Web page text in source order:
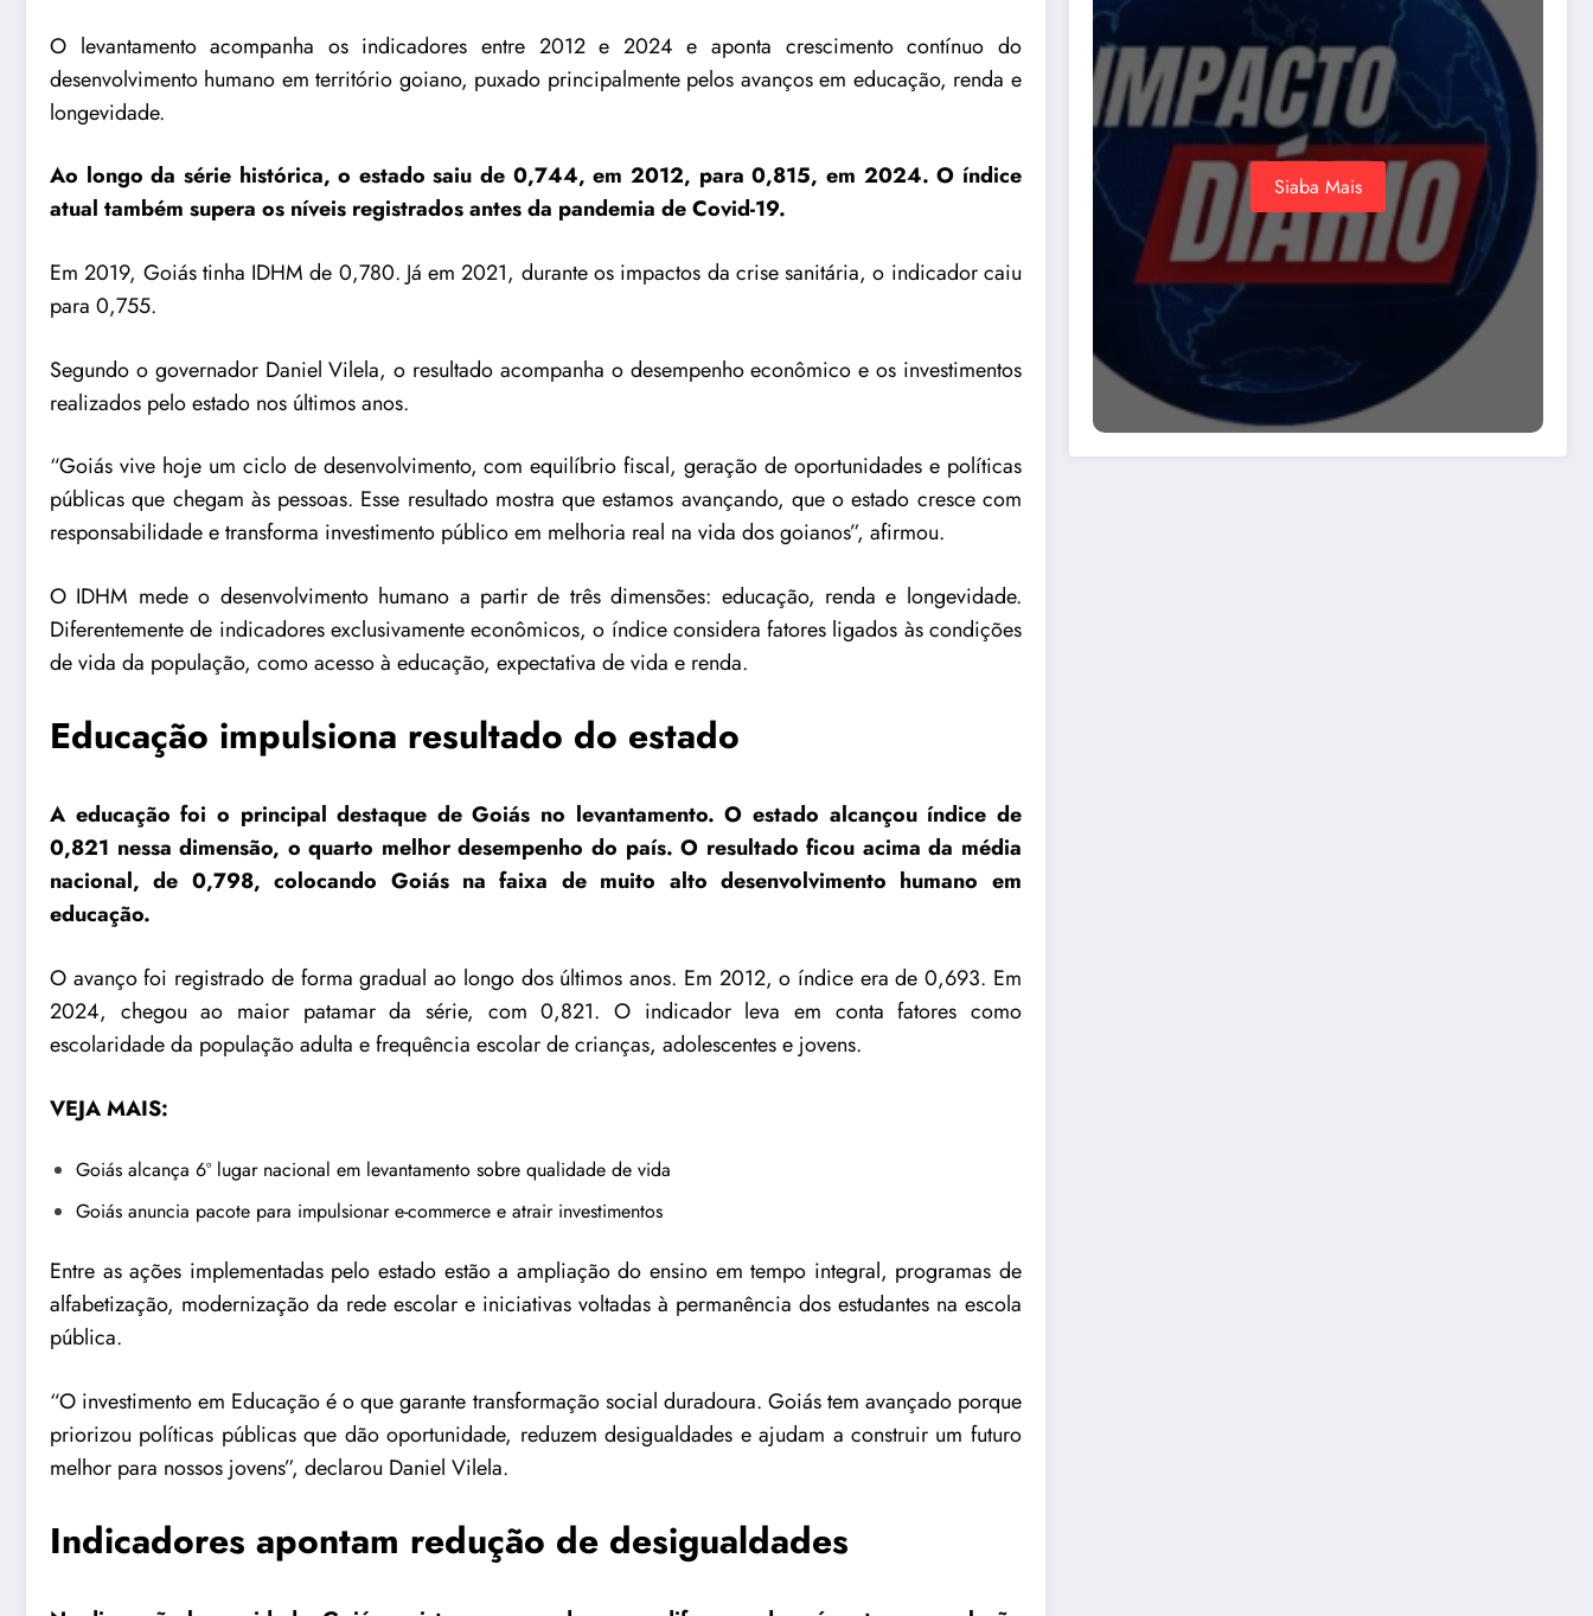
O levantamento acompanha os indicadores entre 2012 e 2024 e aponta crescimento contínuo do
desenvolvimento humano em território goiano, puxado principalmente pelos avanços em educação, renda e
longevidade.
Ao longo da série histórica, o estado saiu de 0,744, em 2012, para 0,815, em 2024. O índice
atual também supera os níveis registrados antes da pandemia de Covid-19.
Em 2019, Goiás tinha IDHM de 0,780. Já em 2021, durante os impactos da crise sanitária, o indicador caiu
para 0,755.
Segundo o governador Daniel Vilela, o resultado acompanha o desempenho econômico e os investimentos
realizados pelo estado nos últimos anos.
“Goiás vive hoje um ciclo de desenvolvimento, com equilíbrio fiscal, geração de oportunidades e políticas
públicas que chegam às pessoas. Esse resultado mostra que estamos avançando, que o estado cresce com
responsabilidade e transforma investimento público em melhoria real na vida dos goianos”, afirmou.
O IDHM mede o desenvolvimento humano a partir de três dimensões: educação, renda e longevidade.
Diferentemente de indicadores exclusivamente econômicos, o índice considera fatores ligados às condições
de vida da população, como acesso à educação, expectativa de vida e renda.
Educação impulsiona resultado do estado
A educação foi o principal destaque de Goiás no levantamento. O estado alcançou índice de
0,821 nessa dimensão, o quarto melhor desempenho do país. O resultado ficou acima da média
nacional, de 0,798, colocando Goiás na faixa de muito alto desenvolvimento humano em
educação.
O avanço foi registrado de forma gradual ao longo dos últimos anos. Em 2012, o índice era de 0,693. Em
2024, chegou ao maior patamar da série, com 0,821. O indicador leva em conta fatores como
escolaridade da população adulta e frequência escolar de crianças, adolescentes e jovens.
VEJA MAIS:
Goiás alcança 6º lugar nacional em levantamento sobre qualidade de vida
Goiás anuncia pacote para impulsionar e-commerce e atrair investimentos
Entre as ações implementadas pelo estado estão a ampliação do ensino em tempo integral, programas de
alfabetização, modernização da rede escolar e iniciativas voltadas à permanência dos estudantes na escola
pública.
“O investimento em Educação é o que garante transformação social duradoura. Goiás tem avançado porque
priorizou políticas públicas que dão oportunidade, reduzem desigualdades e ajudam a construir um futuro
melhor para nossos jovens”, declarou Daniel Vilela.
Indicadores apontam redução de desigualdades
Siaba Mais